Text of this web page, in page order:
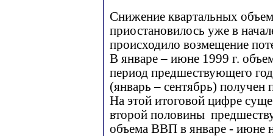
Снижение квартальных
приостановилось уже в
происходило возмещение
В январе – июне 1999 г.
период предшествующего
(январь – сентябрь) получен
На этой итоговой цифре
второй половины
объема ВВП в январе - июне